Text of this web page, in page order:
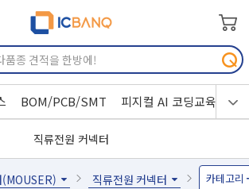
BOM/PCB/SMT 피지컬 AI 코딩교육
직류전원 커넥터
(MOUSER) 직류전원 커넥터 카테고리